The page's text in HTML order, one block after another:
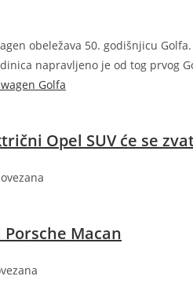
obeležava 50. godišnjicu
napravljeno je od tog prvog
Golfa
Opel SUV će se
Macan